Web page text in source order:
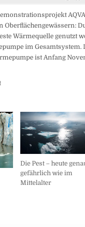
Oberflächengewässern:
Wärmequelle genutzt
im
ist Anfang
Die Pest – heute
gefährlich wie im
Mittelalter